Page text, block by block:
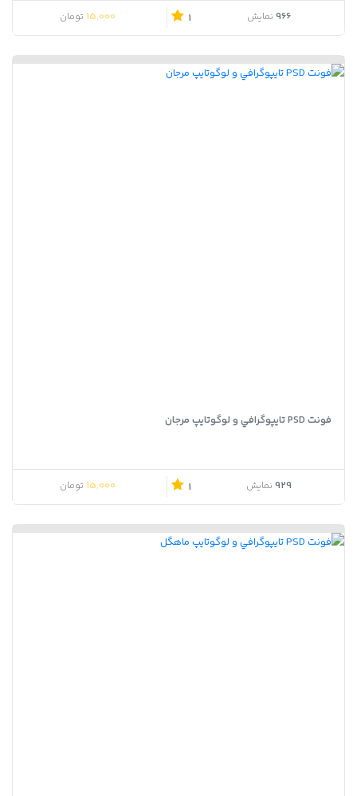
966 نمایش 1
15,000 تومان
فونت PSD تايپوگرافي و لوگوتايپ مرجان
929 نمایش 1
15,000 تومان